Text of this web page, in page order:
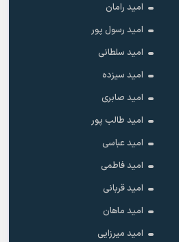
امید رامان
امید رسول پور
امید سلطانی
امید سیزده
امید صابری
امید طالب پور
امید عباسی
امید فاطمی
امید قربانی
امید ماهان
امید میرزایی